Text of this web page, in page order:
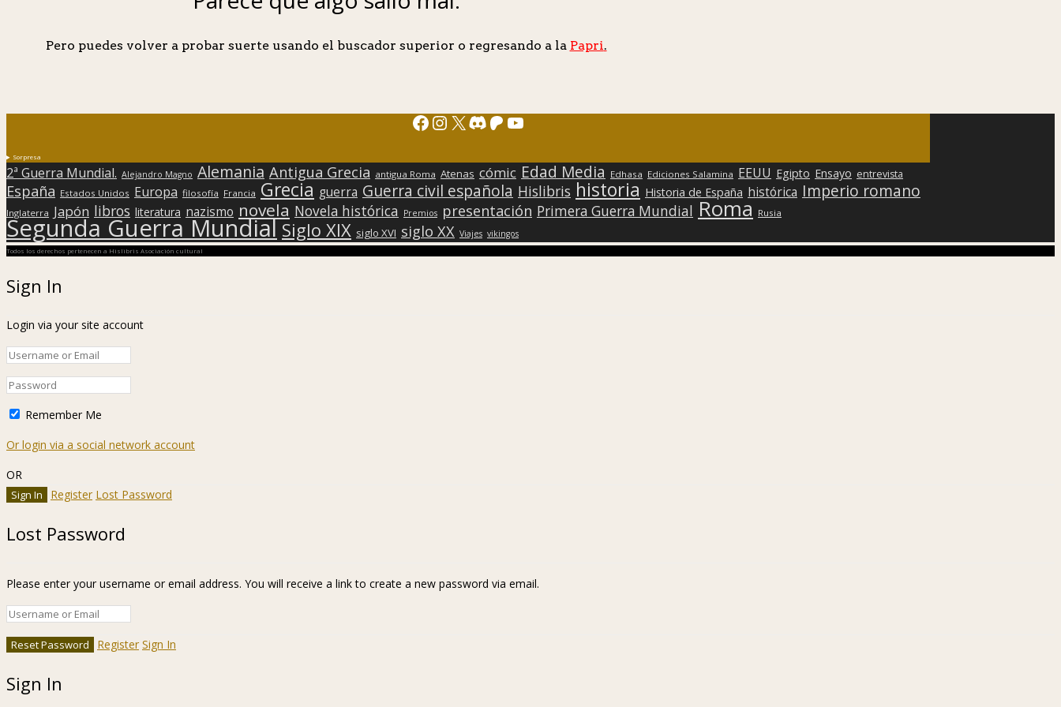
Pero puedes volver a probar suerte usando el buscador superior o regresando a la Papri.
Facebook
Instagram
X Discord
Patreon
YouTube
Sorpresa
2ª Guerra Mundial. Alejandro Magno Alemania Antigua Grecia antigua Roma Atenas cómic Edad Media Edhasa Ediciones Salamina EEUU Egipto Ensayo entrevista
España Estados Unidos Europa filosofía Francia Grecia guerra Guerra civil española Hislibris historia Historia de España histórica Imperio romano
Inglaterra Japón libros literatura nazismo novela Novela histórica Premios presentación Primera Guerra Mundial Roma Rusia
Segunda Guerra Mundial Siglo XIX siglo XVI siglo XX Viajes vikingos
Todos los derechos pertenecen a Hislibris Asociación cultural
Sign In
Login via your site account
Remember Me
Or login via a social network account
OR
Register Lost Password
Lost Password
Please enter your username or email address. You will receive a link to create a new password via email.
Register Sign In
Sign In